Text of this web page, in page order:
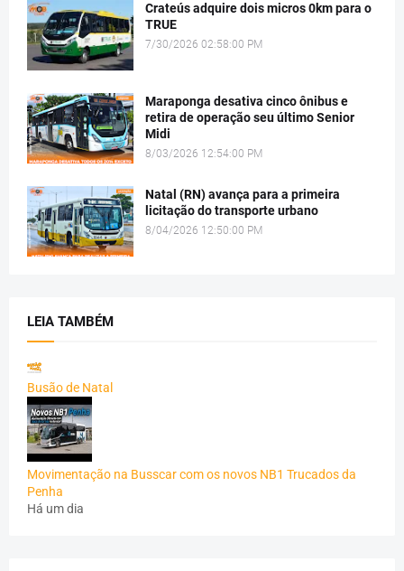
Crateús adquire dois micros 0km para o
TRUE
7/30/2026 02:58:00 PM
Maraponga desativa cinco ônibus e
retira de operação seu último Senior
Midi
8/03/2026 12:54:00 PM
Natal (RN) avança para a primeira
licitação do transporte urbano
8/04/2026 12:50:00 PM
LEIA TAMBÉM
Busão de Natal
Movimentação na Busscar com os novos NB1 Trucados da
Penha
Há um dia